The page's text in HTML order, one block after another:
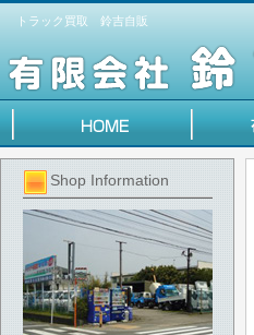
トラック買取 鈴吉自販
Shop Information